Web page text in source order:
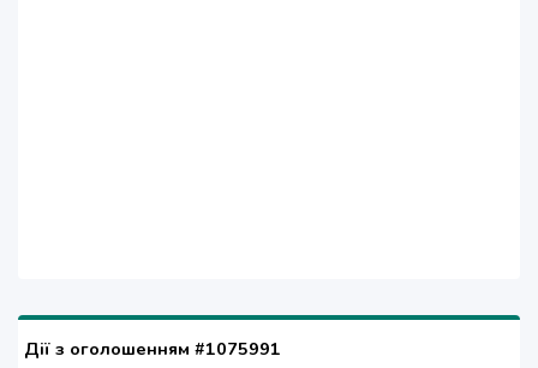
Дії з оголошенням #1075991